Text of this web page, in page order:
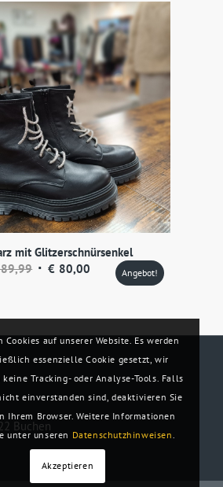
mit Glitzerschnürsenkel
Ursprünglicher
€ 80,00 AktuellerAngebot!
Buchen
Cookies auf unserer Website. Es werden
essenzielle Cookie gesetzt, wir
Tracking- oder Analyse-Tools. Falls
einverstanden sind, deaktivieren Sie
Ihrem Browser. Weitere Informationen
unter unseren Datenschutzhinweisen.
Akzeptieren